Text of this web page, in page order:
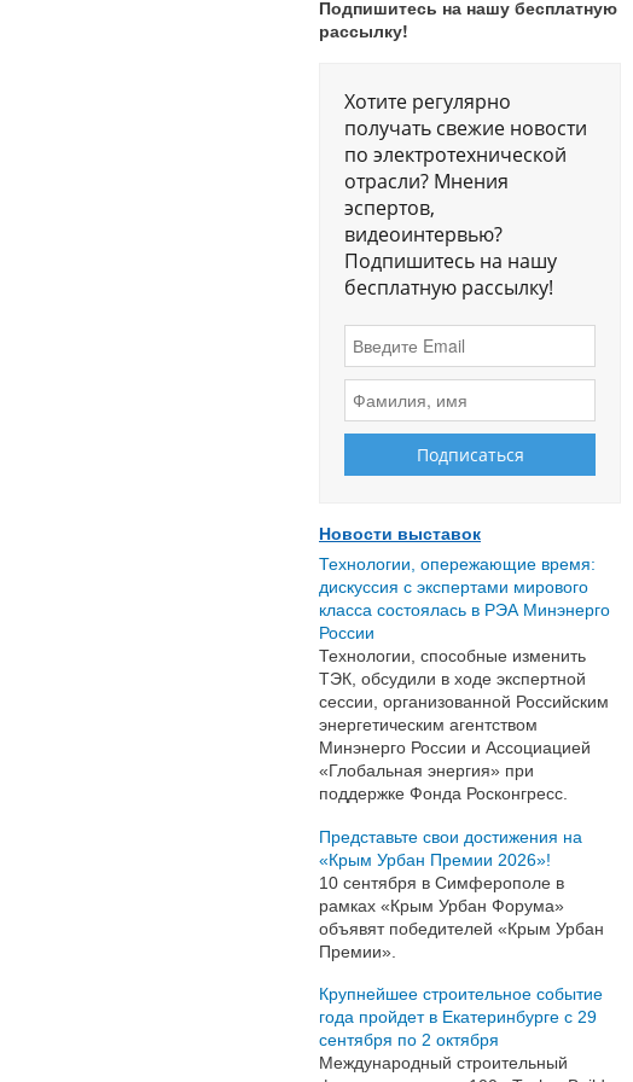
Подпишитесь на нашу бесплатную
рассылку!
Хотите регулярно
получать свежие новости
по электротехнической
отрасли? Мнения
эспертов,
видеоинтервью?
Подпишитесь на нашу
бесплатную рассылку!
Новости выставок
Технологии, опережающие время:
дискуссия с экспертами мирового
класса состоялась в РЭА Минэнерго
России
Технологии, способные изменить
ТЭК, обсудили в ходе экспертной
сессии, организованной Российским
энергетическим агентством
Минэнерго России и Ассоциацией
«Глобальная энергия» при
поддержке Фонда Росконгресс.
Представьте свои достижения на
«Крым Урбан Премии 2026»!
10 сентября в Симферополе в
рамках «Крым Урбан Форума»
объявят победителей «Крым Урбан
Премии».
Крупнейшее строительное событие
года пройдет в Екатеринбурге с 29
сентября по 2 октября
Международный строительный